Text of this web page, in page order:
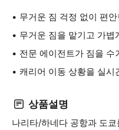
무거운 짐 걱정 없이 편
무거운 짐을 맡기고 가볍
전문 에이전트가 짐을 수
캐리어 이동 상황을 실시
상품설명
나리타/하네다 공항과 도